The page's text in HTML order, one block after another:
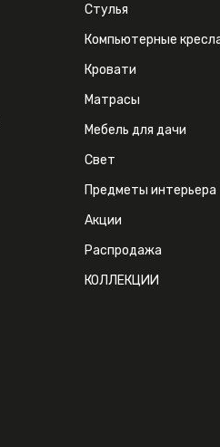
Стулья
Компьютерные
Кровати
Матрасы
Мебель для дачи
Свет
Предметы интерьера
Акции
Распродажа
КОЛЛЕКЦИИ